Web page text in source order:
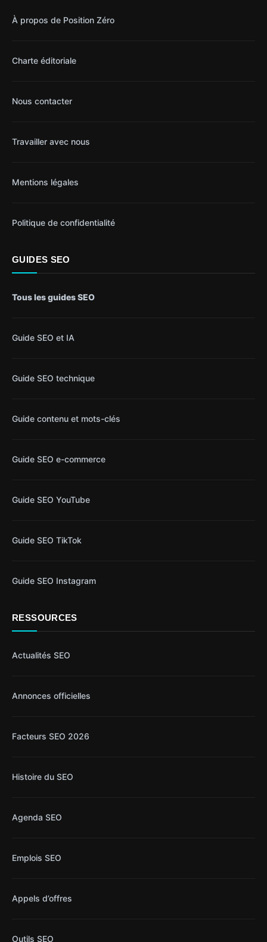
À propos de Position Zéro
Charte éditoriale
Nous contacter
Travailler avec nous
Mentions légales
Politique de confidentialité
GUIDES SEO
Tous les guides SEO
Guide SEO et IA
Guide SEO technique
Guide contenu et mots-clés
Guide SEO e-commerce
Guide SEO YouTube
Guide SEO TikTok
Guide SEO Instagram
RESSOURCES
Actualités SEO
Annonces officielles
Facteurs SEO 2026
Histoire du SEO
Agenda SEO
Emplois SEO
Appels d’offres
Outils SEO